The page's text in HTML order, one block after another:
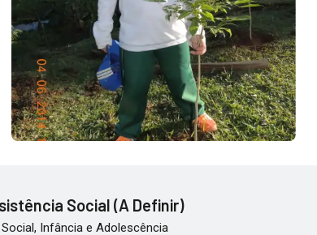
Social (A Definir)
Infância e Adolescência